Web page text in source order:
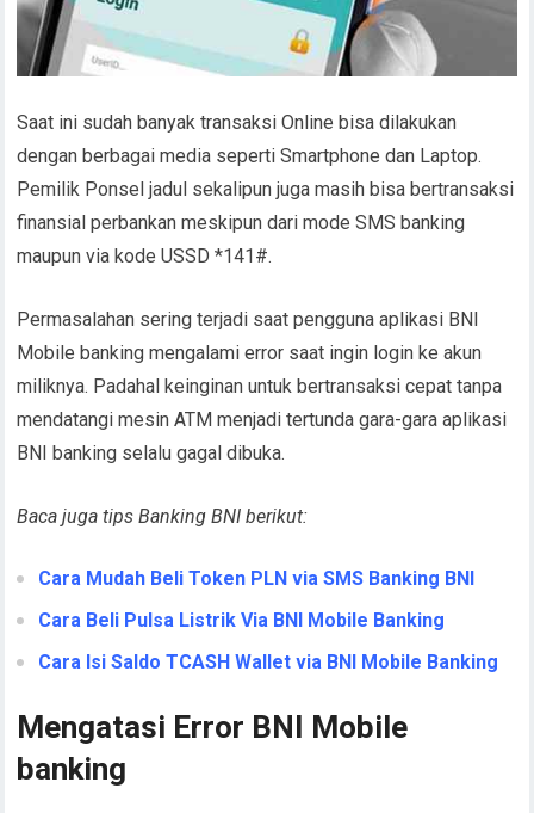
Saat ini sudah banyak transaksi Online bisa dilakukan
dengan berbagai media seperti Smartphone dan Laptop.
Pemilik Ponsel jadul sekalipun juga masih bisa bertransaksi
finansial perbankan meskipun dari mode SMS banking
maupun via kode USSD *141#.
Permasalahan sering terjadi saat pengguna aplikasi BNI
Mobile banking mengalami error saat ingin login ke akun
miliknya. Padahal keinginan untuk bertransaksi cepat tanpa
mendatangi mesin ATM menjadi tertunda gara-gara aplikasi
BNI banking selalu gagal dibuka.
Baca juga tips Banking BNI berikut:
Cara Mudah Beli Token PLN via SMS Banking BNI
Cara Beli Pulsa Listrik Via BNI Mobile Banking
Cara Isi Saldo TCASH Wallet via BNI Mobile Banking
Mengatasi Error BNI Mobile
banking